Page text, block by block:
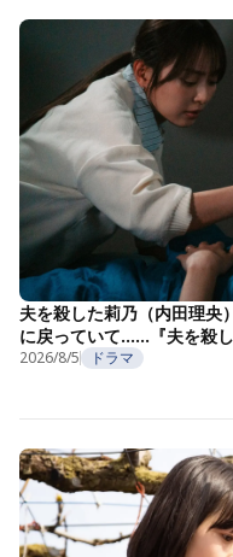
夫を殺した莉乃（内田理央
に戻っていて……『夫を殺
2026/8/5 ドラマ